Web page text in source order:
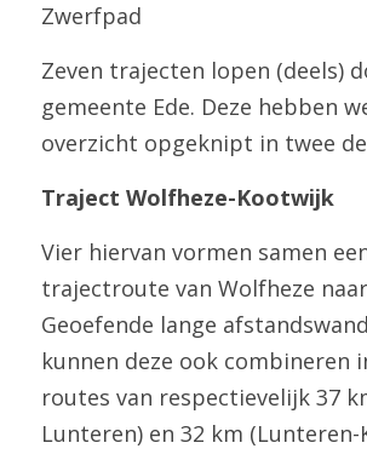
Zwerfpad
Zeven trajecten lopen (deels)
gemeente Ede. Deze hebben
overzicht opgeknipt in twee
Traject Wolfheze-Kootwijk
Vier hiervan vormen samen
trajectroute van Wolfheze
Geoefende lange
kunnen deze ook combineren
routes van respectievelijk 37
Lunteren) en 32 km (Lunteren-